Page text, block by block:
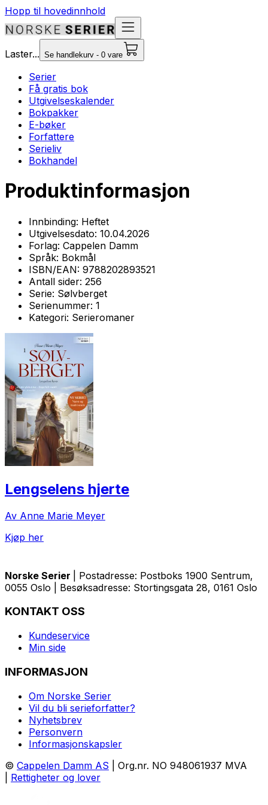
Hopp til hovedinnhold
Laster... Se handlekurv - 0 vare
Serier
Få gratis bok
Utgivelseskalender
Bokpakker
E-bøker
Forfattere
Serieliv
Bokhandel
Produktinformasjon
Innbinding: Heftet
Utgivelsesdato: 10.04.2026
Forlag: Cappelen Damm
Språk: Bokmål
ISBN/EAN: 9788202893521
Antall sider: 256
Serie: Sølvberget
Serienummer: 1
Kategori: Serieromaner
Lengselens hjerte
Av Anne Marie Meyer
Kjøp her
Norske Serier
| Postadresse: Postboks 1900 Sentrum,
0055 Oslo | Besøksadresse: Stortingsgata 28, 0161 Oslo
KONTAKT OSS
Kundeservice
Min side
INFORMASJON
Om Norske Serier
Vil du bli serieforfatter?
Nyhetsbrev
Personvern
Informasjonskapsler
© Cappelen Damm AS | Org.nr. NO 948061937 MVA
Rettigheter og lover